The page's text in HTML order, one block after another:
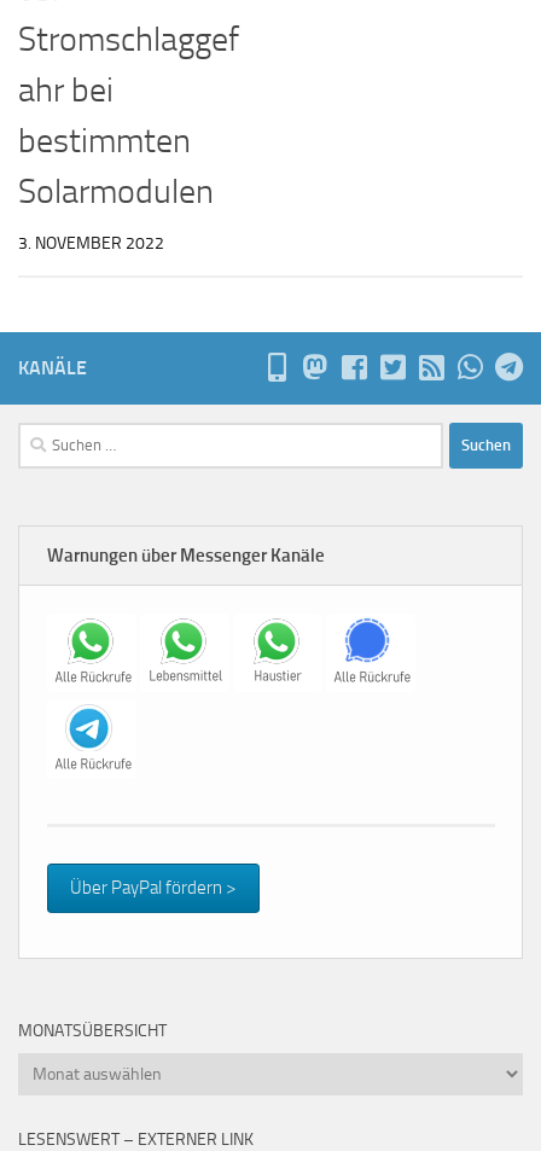
Stromschlaggef
ahr bei
bestimmten
Solarmodulen
3. NOVEMBER 2022
KANÄLE
Suchen
nach:
Warnungen über Messenger Kanäle
Über PayPal fördern >
MONATSÜBERSICHT
Monatsübersicht
LESENSWERT – EXTERNER LINK